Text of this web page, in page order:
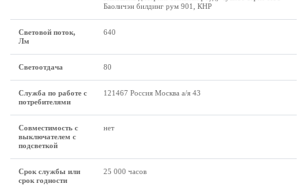
Баоличэн билдинг рум 901, КНР
Световой поток,
Лм
640
Светоотдача 80
Служба по работе с
потребителями
121467 Россия Москва а/я 43
Совместимость с
выключателем с
подсветкой
нет
Срок службы или
срок годности
25 000 часов